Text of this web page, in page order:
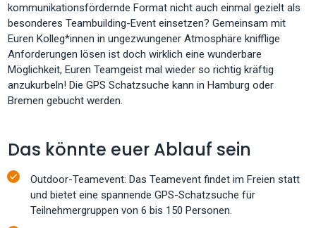
kommunikationsfördernde Format nicht auch einmal gezielt als
besonderes Teambuilding-Event einsetzen? Gemeinsam mit
Euren Kolleg*innen in ungezwungener Atmosphäre knifflige
Anforderungen lösen ist doch wirklich eine wunderbare
Möglichkeit, Euren Teamgeist mal wieder so richtig kräftig
anzukurbeln! Die GPS Schatzsuche kann in Hamburg oder
Bremen gebucht werden.
Das könnte euer Ablauf sein
Outdoor-Teamevent: Das Teamevent findet im Freien statt
und bietet eine spannende GPS-Schatzsuche für
Teilnehmergruppen von 6 bis 150 Personen.